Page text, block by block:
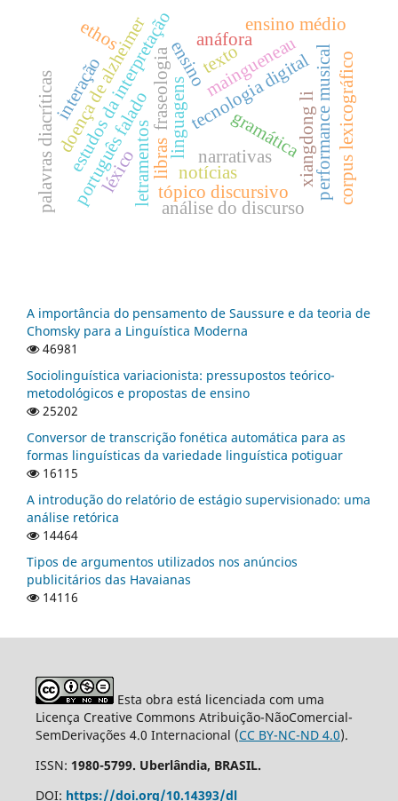
linguagens
letramentos
ensinotecnologia digital
gramática
português falado
texto
xiangdong li
estudos da interpretação
doença de alzheimer
narrativas
interação
tópico discursivo
anáfora
ensino médio
performance musical
análise do discurso
ethos maingueneau
fraseologia
palavras diacríticas léxico libras corpus lexicográfico
notícias
A importância do pensamento de Saussure e da teoria de
Chomsky para a Linguística Moderna
46981
Sociolinguística variacionista: pressupostos teórico-
metodológicos e propostas de ensino
25202
Conversor de transcrição fonética automática para as
formas linguísticas da variedade linguística potiguar
16115
A introdução do relatório de estágio supervisionado: uma
análise retórica
14464
Tipos de argumentos utilizados nos anúncios
publicitários das Havaianas
14116
Esta obra está licenciada com uma
Licença Creative Commons Atribuição-NãoComercial-
SemDerivações 4.0 Internacional (CC BY-NC-ND 4.0).
ISSN: 1980-5799. Uberlândia, BRASIL.
DOI: https://doi.org/10.14393/dl